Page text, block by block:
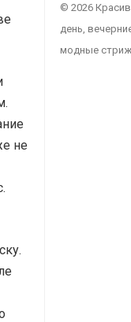
не
© 2026
день,
модные